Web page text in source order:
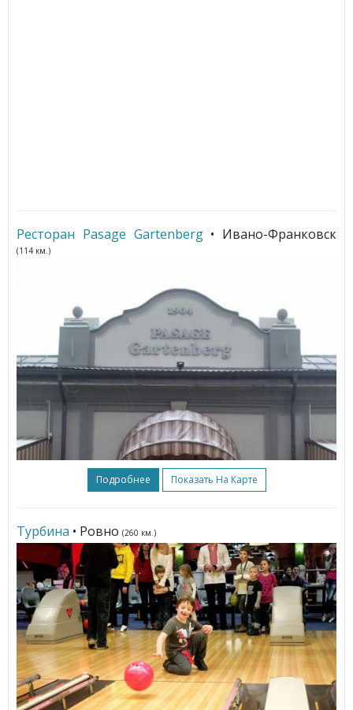
Ресторан Pasage Gartenberg • Ивано-Франковск
(114 км.)
Подробнее Показать На Карте
Турбина • Ровно (260 км.)